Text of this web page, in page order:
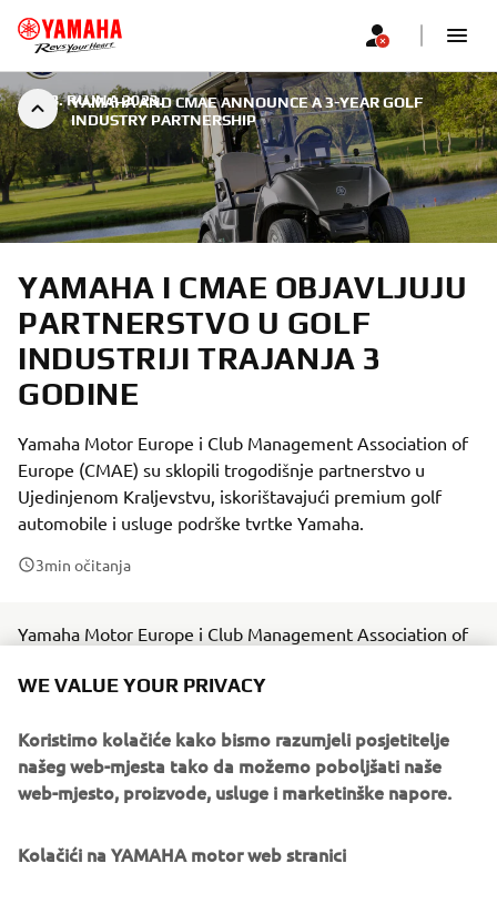
YAMAHA AND CMAE ANNOUNCE A 3-YEAR GOLF
INDUSTRY PARTNERSHIP
28. RUJNA 2023.
YAMAHA I CMAE OBJAVLJUJU
PARTNERSTVO U GOLF
INDUSTRIJI TRAJANJA 3
GODINE
Yamaha Motor Europe i Club Management Association of
Europe (CMAE) su sklopili trogodišnje partnerstvo u
Ujedinjenom Kraljevstvu, iskorištavajući premium golf
automobile i usluge podrške tvrtke Yamaha.
3min očitanja
Yamaha Motor Europe i Club Management Association of
vodeća imena u golf industriji sklopila novo partnerstvo
Yamahina premium ponuda golf automobila i usluga
podrške čini je idealnim partnerom za CMAE, čiji više od
klubova u Ujedinjenom Kraljevstvu, Europi, na Bliskom
WE VALUE YOUR PRIVACY
Koristimo kolačiće kako bismo razumjeli posjetitelje
našeg web-mjesta tako da možemo poboljšati naše
web-mjesto, proizvode, usluge i marketinške napore.
Kolačići na YAMAHA motor web stranici